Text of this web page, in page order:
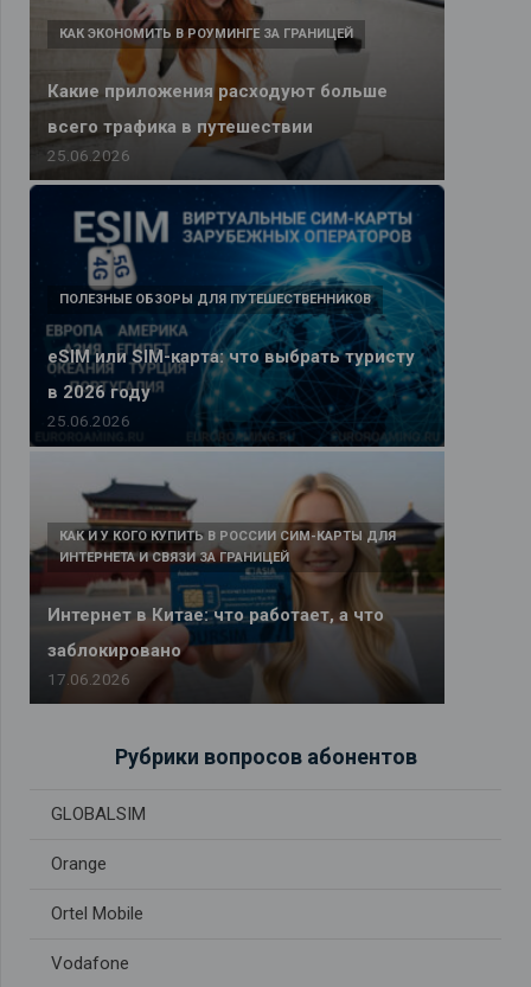
Какие приложения расходуют больше
всего трафика в путешествии
КАК ЭКОНОМИТЬ В РОУМИНГЕ ЗА ГРАНИЦЕЙ
25.06.2026
eSIM или SIM-карта: что выбрать туристу
в 2026 году
ПОЛЕЗНЫЕ ОБЗОРЫ ДЛЯ ПУТЕШЕСТВЕННИКОВ
25.06.2026
Интернет в Китае: что работает, а что
заблокировано
КАК И У КОГО КУПИТЬ В РОССИИ СИМ-КАРТЫ ДЛЯ
ИНТЕРНЕТА И СВЯЗИ ЗА ГРАНИЦЕЙ
17.06.2026
Рубрики вопросов абонентов
GLOBALSIM
Orange
Ortel Mobile
Vodafone